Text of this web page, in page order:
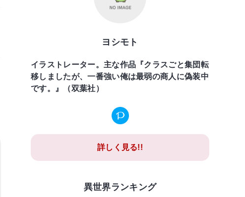
ヨシモト
イラストレーター。主な作品『クラスごと集団転
移しましたが、一番強い俺は最弱の商人に偽装中
です。』（双葉社）
詳しく見る!!
異世界ランキング